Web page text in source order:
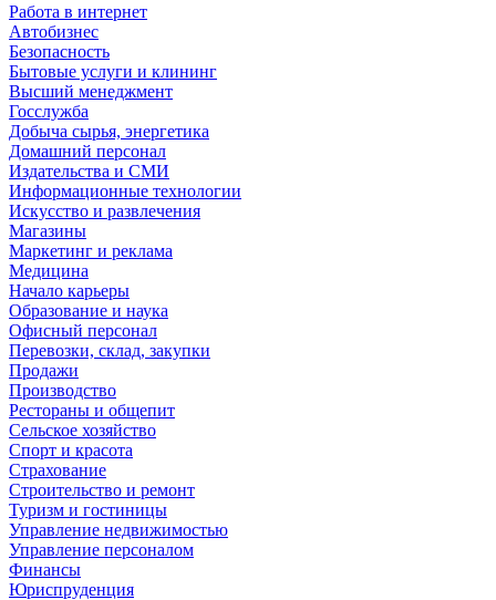
Работа в интернет
Автобизнес
Безопасность
Бытовые услуги и клининг
Высший менеджмент
Госслужба
Добыча сырья, энергетика
Домашний персонал
Издательства и СМИ
Информационные технологии
Искусство и развлечения
Магазины
Маркетинг и реклама
Медицина
Начало карьеры
Образование и наука
Офисный персонал
Перевозки, склад, закупки
Продажи
Производство
Рестораны и общепит
Сельское хозяйство
Спорт и красота
Страхование
Строительство и ремонт
Туризм и гостиницы
Управление недвижимостью
Управление персоналом
Финансы
Юриспруденция